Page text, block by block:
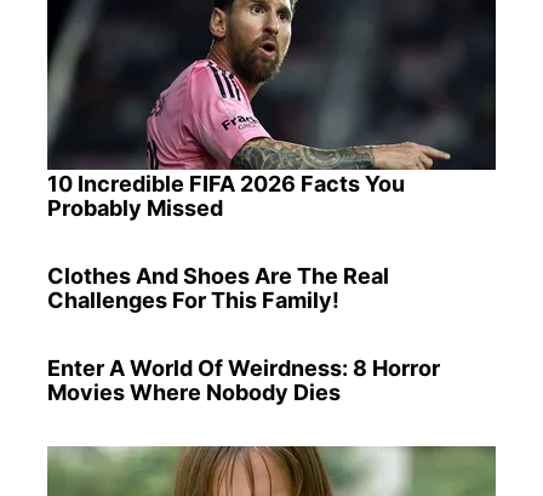
10 Incredible FIFA 2026 Facts You
Probably Missed
Clothes And Shoes Are The Real
Challenges For This Family!
Enter A World Of Weirdness: 8 Horror
Movies Where Nobody Dies